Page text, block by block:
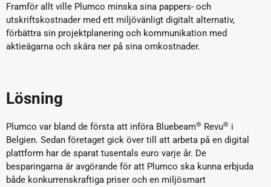
Framför allt ville Plumco minska sina pappers- och
utskriftskostnader med ett miljövänligt digitalt alternativ,
förbättra sin projektplanering och kommunikation med
aktieägarna och skära ner på sina omkostnader.
Lösning
Plumco var bland de första att införa Bluebeam® Revu® i
Belgien. Sedan företaget gick över till att arbeta på en digital
plattform har de sparat tusentals euro varje år. De
besparingarna är avgörande för att Plumco ska kunna erbjuda
både konkurrenskraftiga priser och en miljösmart